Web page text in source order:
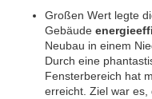
Großen Wert legte
Gebäude
Neubau in einem
Durch eine
Fensterbereich hat
erreicht. Ziel war